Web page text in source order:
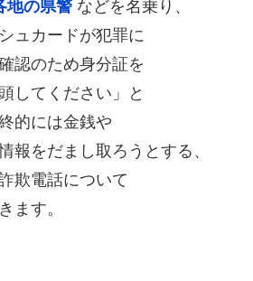
地の県警 などを名乗り、
ュカードが犯罪に
認のため身分証を
してください」と
的には金銭や
報をだまし取ろうとする、
欺電話について
ます。